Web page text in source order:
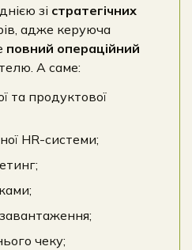
зі стратегічних
адже керуюча
повний операційний
А саме:
та продуктової
HR-системи;
чеку;